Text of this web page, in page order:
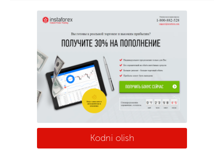
Kodni olish